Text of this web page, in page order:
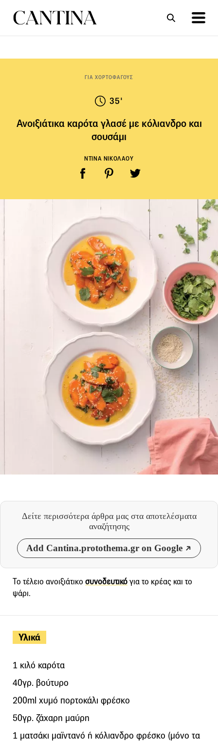
ΓΙΑ ΧΟΡΤΟΦΑΓΟΥΣ
35'
Ανοιξιάτικα καρότα γλασέ με κόλιανδρο και
σουσάμι
ΝΤΙΝΑ ΝΙΚΟΛΑΟΥ
Δείτε περισσότερα άρθρα μας στα αποτελέσματα
αναζήτησης
Add Cantina.protothema.gr on Google
Υλικά
1 κιλό καρότα
40γρ. βούτυρο
200ml χυμό πορτοκάλι φρέσκο
50γρ. ζάχαρη μαύρη
1 ματσάκι μαϊντανό ή κόλιανδρο φρέσκο (μόνο τα
Το τέλειο ανοιξιάτικο συνοδευτικόγια το κρέας και το
ψάρι.